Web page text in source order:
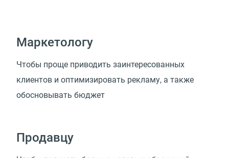
Маркетологу
Чтобы проще приводить заинтересованных
клиентов и оптимизировать рекламу, а также
обосновывать бюджет
Продавцу